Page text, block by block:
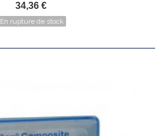
34,36 €
En rupture de stock